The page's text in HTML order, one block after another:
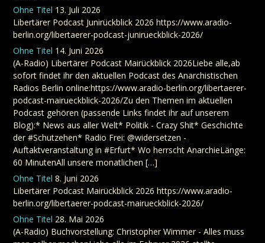
Ohne Titel 13. Juli 2026
Libertärer Podcast Junirückblick 2026 https://www.aradio-
berlin.org/libertaerer-podcast-junirueckblick-2026/
Ohne Titel 14. Juni 2026
(A-Radio) Libertärer Podcast Mairückblick 2026Liebe alle,ab
sofort findet ihr den aktuellen Podcast des Anarchistischen
Radios Berlin online:https://www.aradio-berlin.org/libertaerer-
podcast-mairueckblick-2026/Zu den Themen im aktuellen
Podcast gehören (passende Links findet ihr auf unserem
Blog):* News aus aller Welt* Politik - Crazy Shit* Geschichte
der #Schutzehen* Radio Frei: @widersetzen -
Auftaktveranstaltung in #Erfurt* Wo herrscht AnarchieLänge:
60 MinutenAll unsere monatlichen […]
Ohne Titel 8. Juni 2026
Libertärer Podcast Mairückblick 2026 https://www.aradio-
berlin.org/libertaerer-podcast-mairueckblick-2026/
Ohne Titel 28. Mai 2026
(A-Radio) Buchvorstellung: Christopher Wimmer - Alles muss